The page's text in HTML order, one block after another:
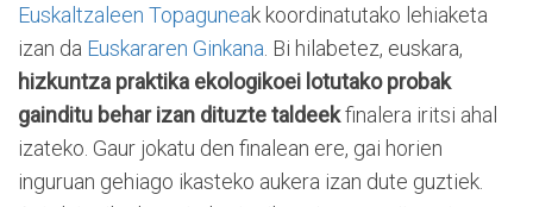
Euskaltzaleen Topaguneak koordinatutako lehiaketa
izan da Euskararen Ginkana . Bi hilabetez, euskara,
hizkuntza praktika ekologikoei lotutako probak
gainditu behar izan dituzte taldeekfinalera iritsi ahal
izateko. Gaur jokatu den finalean ere, gai horien
inguruan gehiago ikasteko aukera izan dute guztiek.